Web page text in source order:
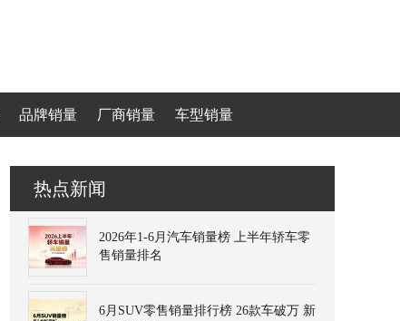
品牌销量 厂商销量 车型销量
热点新闻
2026年1-6月汽车销量榜 上半年轿车零
售销量排名
6月SUV零售销量排行榜 26款车破万 新